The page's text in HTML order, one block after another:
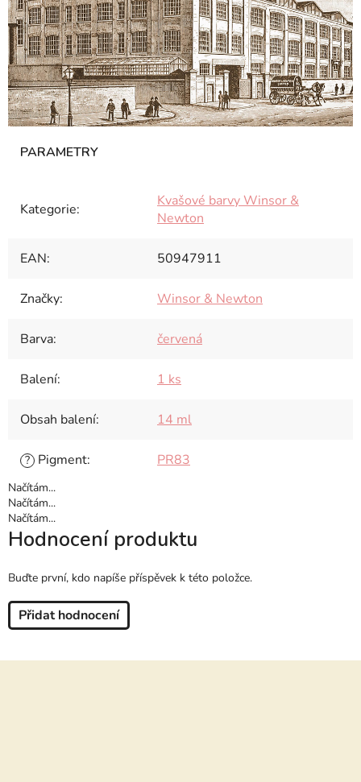
Kategorie:
Kvašové barvy Winsor &
Newton
EAN: 50947911
Značky: Winsor & Newton
Barva: červená
Balení: 1 ks
Obsah balení: 14 ml
? Pigment: PR83
Načítám...
Načítám...
Načítám...
Hodnocení produktu
Buďte první, kdo napíše příspěvek k této položce.
Přidat hodnocení